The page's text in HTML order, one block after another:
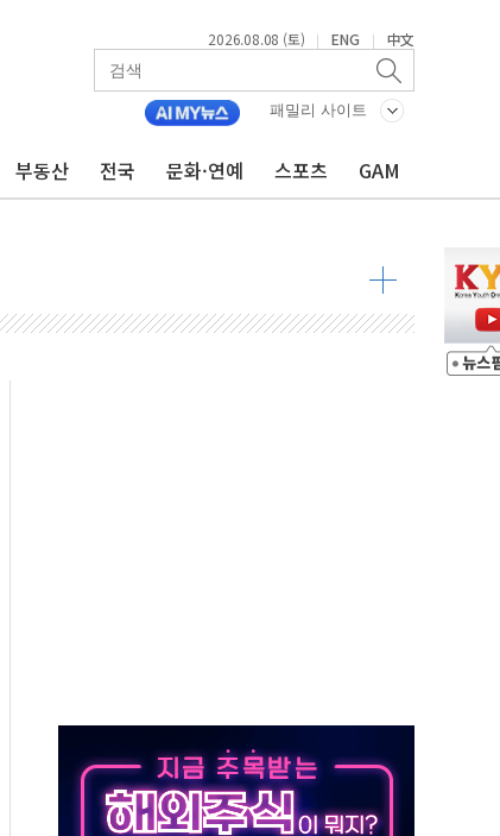
2026.08.08 (토) | ENG | 中文
패밀리 사이트
부동산 전국 문화·연예 스포츠 GAM
차 확대'
협에 맞설 자체 억지력 강화
해상봉쇄 영향